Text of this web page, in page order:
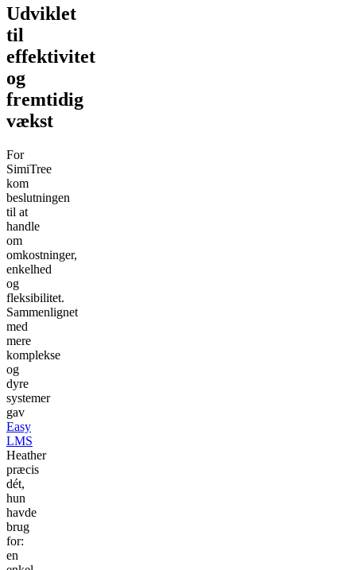
Udviklet
til
effektivitet
og
fremtidig
vækst
For
SimiTree
kom
beslutningen
til at
handle
om
omkostninger,
enkelhed
og
fleksibilitet.
Sammenlignet
med
mere
komplekse
og
dyre
systemer
gav
Easy
LMS
Heather
præcis
dét,
hun
havde
brug
for:
en